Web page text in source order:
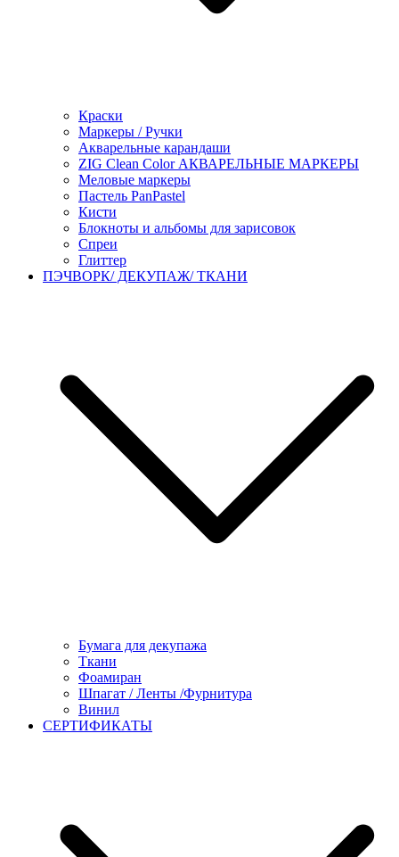
Краски
Маркеры / Ручки
Акварельные карандаши
ZIG Clean Color АКВАРЕЛЬНЫЕ МАРКЕРЫ
Меловые маркеры
Пастель PanPastel
Кисти
Блокноты и альбомы для зарисовок
Спреи
Глиттер
ПЭЧВОРК/ ДЕКУПАЖ/ ТКАНИ
Бумага для декупажа
Ткани
Фоамиран
Шпагат / Ленты /Фурнитура
Винил
СЕРТИФИКАТЫ